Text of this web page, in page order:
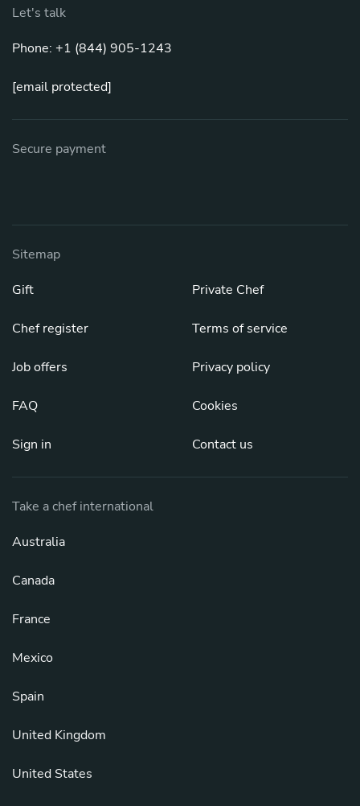
Let's talk
Phone: +1 (844) 905-1243
[email protected]
Secure payment
Sitemap
Gift
Chef register
Job offers
FAQ
Sign in
Private Chef
Terms of service
Privacy policy
Cookies
Contact us
Take a chef international
Australia
Canada
France
Mexico
Spain
United Kingdom
United States